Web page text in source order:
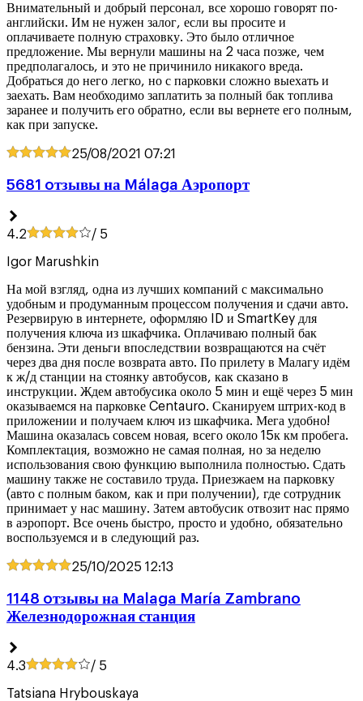
Внимательный и добрый персонал, все хорошо говорят по-
английски. Им не нужен залог, если вы просите и
оплачиваете полную страховку. Это было отличное
предложение. Мы вернули машины на 2 часа позже, чем
предполагалось, и это не причинило никакого вреда.
Добраться до него легко, но с парковки сложно выехать и
заехать. Вам необходимо заплатить за полный бак топлива
заранее и получить его обратно, если вы вернете его полным,
как при запуске.
25/08/2021 07:21
5681 oтзывы на Málaga Аэропорт
4.2 / 5
Igor Marushkin
На мой взгляд, одна из лучших компаний с максимально
удобным и продуманным процессом получения и сдачи авто.
Резервирую в интернете, оформляю ID и SmartKey для
получения ключа из шкафчика. Оплачиваю полный бак
бензина. Эти деньги впоследствии возвращаются на счёт
через два дня после возврата авто. По прилету в Малагу идём
к ж/д станции на стоянку автобусов, как сказано в
инструкции. Ждем автобусика около 5 мин и ещё через 5 мин
оказываемся на парковке Centauro. Сканируем штрих-код в
приложении и получаем ключ из шкафчика. Мега удобно!
Машина оказалась совсем новая, всего около 15к км пробега.
Комплектация, возможно не самая полная, но за неделю
использования свою функцию выполнила полностью. Сдать
машину также не составило труда. Приезжаем на парковку
(авто с полным баком, как и при получении), где сотрудник
принимает у нас машину. Затем автобусик отвозит нас прямо
в аэропорт. Все очень быстро, просто и удобно, обязательно
воспользуемся и в следующий раз.
25/10/2025 12:13
1148 oтзывы на Malaga María Zambrano
Железнодорожная станция
4.3 / 5
Tatsiana Hrybouskaya